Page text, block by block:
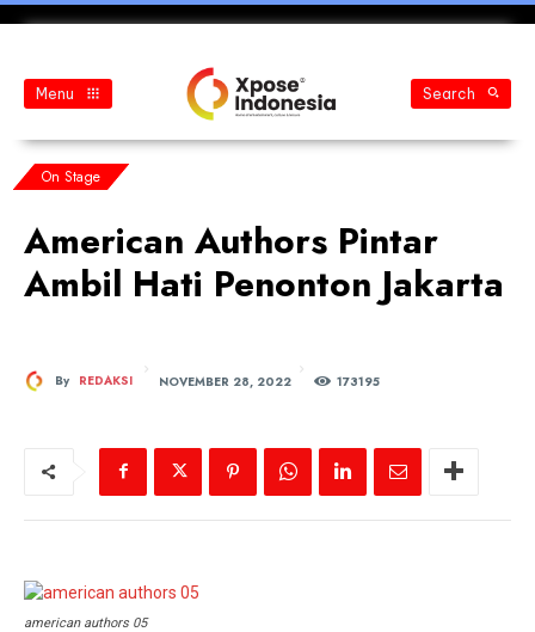
Menu Search
On Stage
American Authors Pintar
Ambil Hati Penonton Jakarta
By REDAKSI NOVEMBER 28, 2022 173195
american authors 05